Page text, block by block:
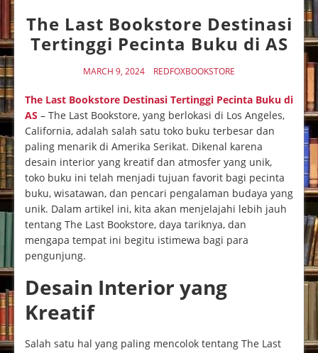
The Last Bookstore Destinasi
Tertinggi Pecinta Buku di AS
MARCH 9, 2024 REDFOXBOOKSTORE
The Last Bookstore Destinasi Tertinggi Pecinta Buku di
AS – The Last Bookstore, yang berlokasi di Los Angeles,
California, adalah salah satu toko buku terbesar dan
paling menarik di Amerika Serikat. Dikenal karena
desain interior yang kreatif dan atmosfer yang unik,
toko buku ini telah menjadi tujuan favorit bagi pecinta
buku, wisatawan, dan pencari pengalaman budaya yang
unik. Dalam artikel ini, kita akan menjelajahi lebih jauh
tentang The Last Bookstore, daya tariknya, dan
mengapa tempat ini begitu istimewa bagi para
pengunjung.
Desain Interior yang
Kreatif
Salah satu hal yang paling mencolok tentang The Last